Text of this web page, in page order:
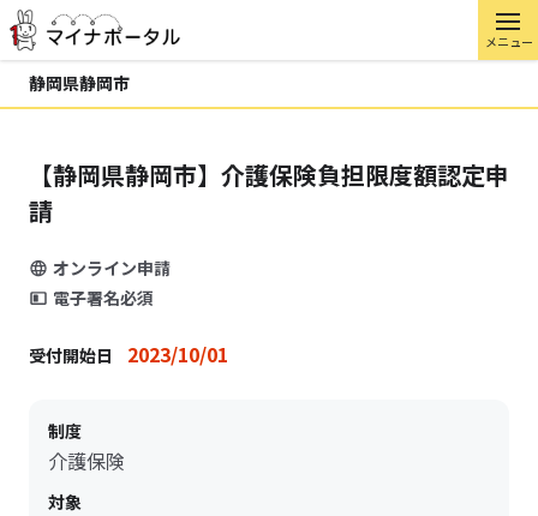
メニュー
静岡県静岡市
【静岡県静岡市】介護保険負担限度額認定申
請
オンライン申請
電子署名必須
受付開始日 2023/10/01
制度
介護保険
対象